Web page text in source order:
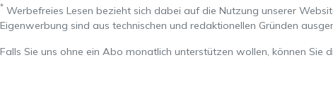
* Werbefreies Lesen bezieht sich dabei auf die Nutzung unserer
Eigenwerbung sind aus technischen und redaktionellen Gründen
Falls Sie uns ohne ein Abo monatlich unterstützen wollen, können Sie